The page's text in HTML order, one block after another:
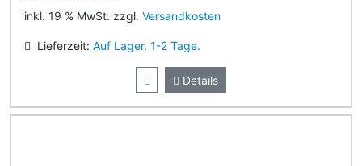
inkl. 19 % MwSt. zzgl. Versandkosten
Lieferzeit: Auf Lager. 1-2 Tage.
Details